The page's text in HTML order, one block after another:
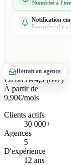
Notification
Envoyée · il y a
Retrait en agence
En bref 4,9 (847)
À partir de
9,90€/mois
Clients actifs
30 000+
Agences
5
D'expérience
12 ans